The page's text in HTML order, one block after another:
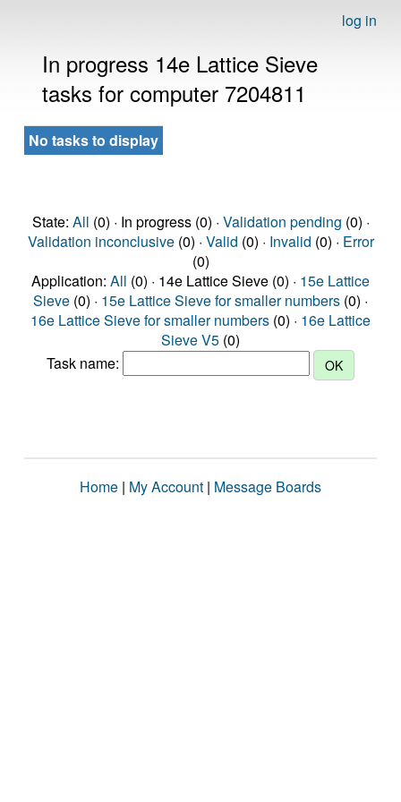
log in
In progress 14e Lattice Sieve
tasks for computer 7204811
No tasks to display
State: All (0) · In progress (0) · Validation pending (0) ·
Validation inconclusive(0) · Valid (0) · Invalid (0) · Error
(0)
Application: All (0) · 14e Lattice Sieve (0) · 15e Lattice
Sieve (0) · 15e Lattice Sieve for smaller numbers (0) ·
16e Lattice Sieve for smaller numbers (0) · 16e Lattice
Sieve V5 (0)
Task name:
Home | My Account | Message Boards